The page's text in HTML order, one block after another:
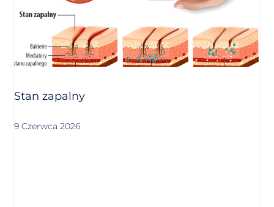
Stan zapalny
9 Czerwca 2026